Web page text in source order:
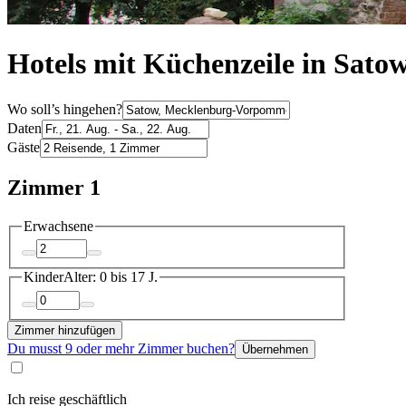
Hotels mit Küchenzeile in
Wo soll’s hingehen?
Daten
Gäste
Zimmer 1
Erwachsene
KinderAlter: 0 bis 17 J.
Zimmer hinzufügen
Du musst 9 oder mehr Zimmer buchen? Übernehmen
Ich reise geschäftlich